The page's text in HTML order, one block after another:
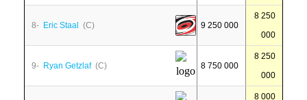
8- Eric Staal (C) 9 250 000
8 250
000
9- Ryan Getzlaf(C) 8 750 000
8 250
000
8 000